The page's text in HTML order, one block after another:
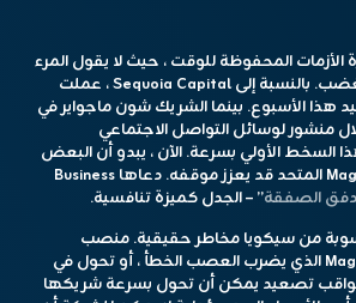
الأزمات المحفوظة للوقت ، حيث لا يقول المرء
شيئًا وينتظر أن يمر الغضب. بالنسبة إلى Sequoia Capital ، عملت
هذا الأسبوع. بينما الشريك شون ماجواير في
منشور لوسائل التواصل الاجتماعي
هذا السخط الأولي بسرعة. الآن ، يبدو أن البعض
يعتقد أن موقف Maguire المتحد قد يعزز موقفه. دعاها Business
الصفقة” – الجدل كميزة تنافسية.
من سيكويا مخاطر حقيقية. منصب
استفزازي آخر من Maguire الذي يضرب العصب الخطأ ، أو تحول في
عواقب تصعيد يمكن أن تحول بسرعة شريكها